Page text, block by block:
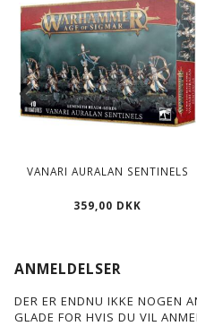
VANARI AURALAN SENTINELS
359,00 DKK
ANMELDELSER
DER ER ENDNU IKKE NOGEN
GLADE FOR HVIS DU VIL